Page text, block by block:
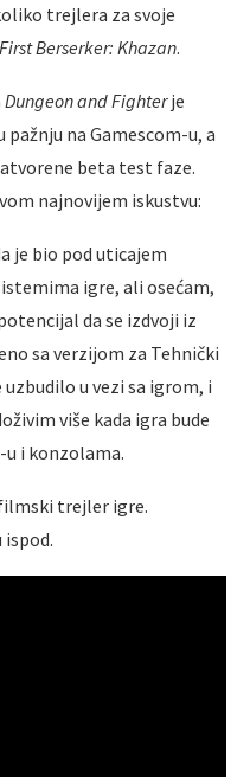
trejlera za svoje
Berserker: Khazan.
Dungeon and Fighterje
pažnju na Gamescom-u, a
beta test faze.
najnovijem iskustvu:
je bio pod uticajem
igre, ali osećam,
da se izdvoji iz
sa verzijom za Tehnički
u vezi sa igrom, i
više kada igra bude
u i konzolama.
filmski trejler igre.
ispod.